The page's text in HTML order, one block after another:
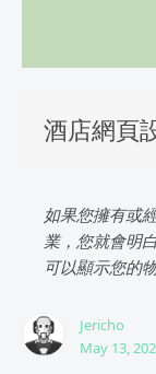
酒店網頁
如果您擁有或
業，您就會明
可以顯示您的
Jericho
May 13,